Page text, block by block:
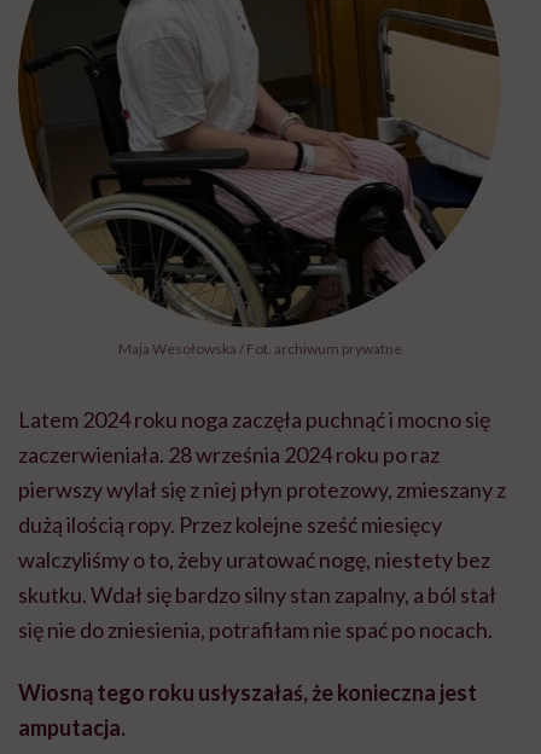
Maja Wesołowska / Fot. archiwum prywatne
Latem 2024 roku noga zaczęła puchnąć i mocno się
zaczerwieniała. 28 września 2024 roku po raz
pierwszy wylał się z niej płyn protezowy, zmieszany z
dużą ilością ropy. Przez kolejne sześć miesięcy
walczyliśmy o to, żeby uratować nogę, niestety bez
skutku. Wdał się bardzo silny stan zapalny, a ból stał
się nie do zniesienia, potrafiłam nie spać po nocach.
Wiosną tego roku usłyszałaś, że konieczna jest
amputacja.